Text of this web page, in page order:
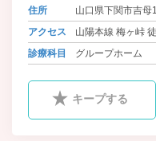
住所
山口県下関市吉母
アクセス
山陽本線 梅ヶ峠
診療科目
グループホーム
キープする